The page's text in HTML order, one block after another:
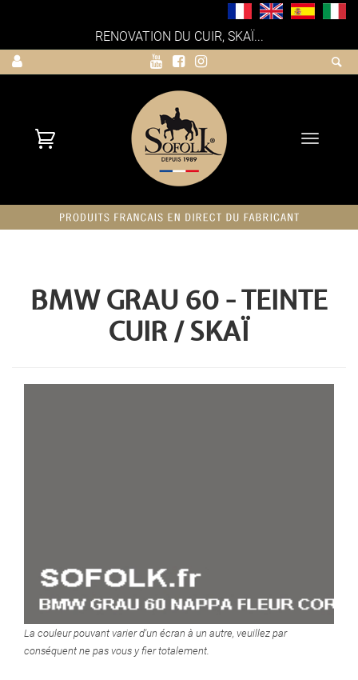
RENOVATION DU CUIR, SKAÏ...
Toggle
BMW GRAU 60 - TEINTE
CUIR / SKAÏ
La couleur pouvant varier d'un écran à un autre, veuillez par
conséquent ne pas vous y fier totalement.